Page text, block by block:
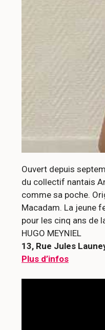
Ouvert depuis
du collectif nantais
comme sa poche.
Macadam. La jeune
pour les cinq ans de
HUGO MEYNIEL
13, Rue Jules
Plus d’infos